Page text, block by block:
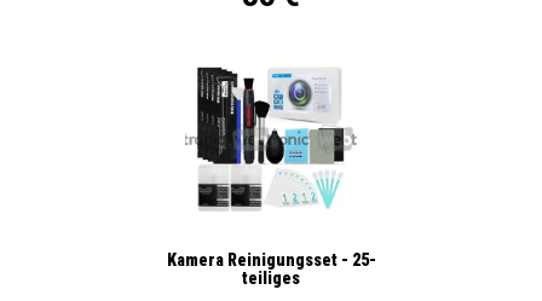
Kamera Reinigungsset - 25-
teiliges